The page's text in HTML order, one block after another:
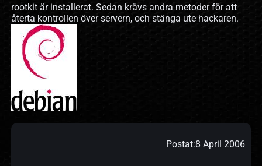
rootkit är installerat. Sedan krävs andra metoder för att
återta kontrollen över servern, och stänga ute hackaren.
Postat:8 April 2006